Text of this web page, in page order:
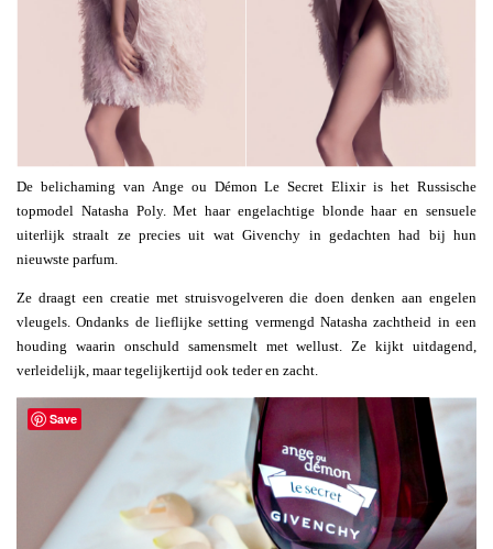
De belichaming van Ange ou Démon Le Secret Elixir is het Russische
topmodel Natasha Poly. Met haar engelachtige blonde haar en sensuele
uiterlijk straalt ze precies uit wat Givenchy in gedachten had bij hun
nieuwste parfum.
Ze draagt een creatie met struisvogelveren die doen denken aan engelen
vleugels. Ondanks de lieflijke setting vermengd Natasha zachtheid in een
houding waarin onschuld samensmelt met wellust. Ze kijkt uitdagend,
verleidelijk, maar tegelijkertijd ook teder en zacht.
Save